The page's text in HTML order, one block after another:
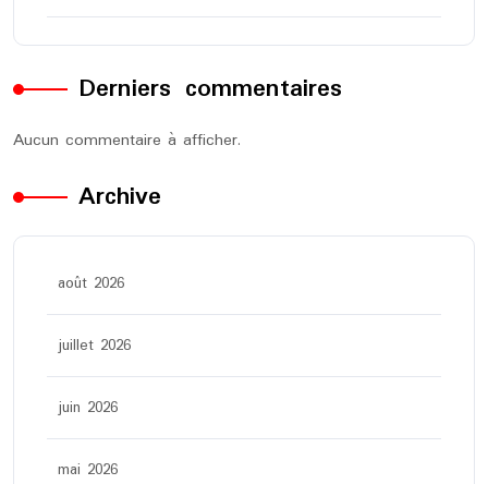
Derniers commentaires
Aucun commentaire à afficher.
Archive
août 2026
juillet 2026
juin 2026
mai 2026